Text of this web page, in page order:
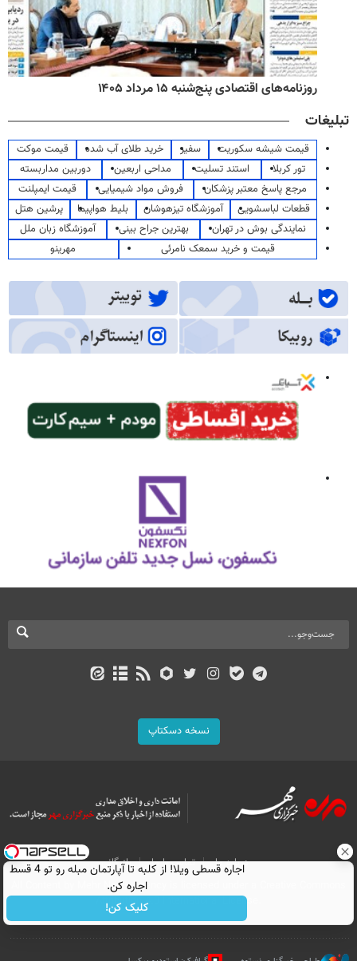
روزنامه‌های اقتصادی پنج‌شنبه ۱۵ مرداد ۱۴۰۵
تبلیغات
قیمت شیشه سکوریت سفیر خرید طلای آب شده
قیمت موکت
تور کربلا
استند تسلیت مداحی اربعین
دوربین مداربسته
مرجع پاسخ معتبر پزشکان
فروش مواد شیمیایی
قیمت ایمپلنت
قطعات لباسشویی
آموزشگاه تیزهوشان بلیط هواپیما
پرشین هتل
نمایندگی بوش در تهران
بهترین جراح بینی
آموزشگاه زبان ملل
قیمت و خرید سمعک نامرئی
مهرینو
نسخه دسکتاپ
درباره ما تماس با ما
بازرگانی
All Content by Mehr News Agency is licensed under a Creative Commons
Attribution 4.0 International License.
اجاره‌ قسطی ویلا! از کلبه تا آپارتمان مبله رو تو 4 قسط
اجاره کن.
کلیک کن!